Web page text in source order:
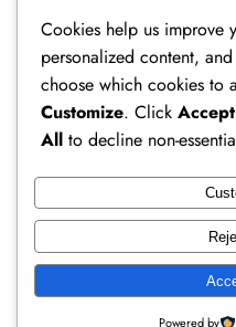
Ferry Doedens | Public
Profile
Instagram
Facebook
X
Cookies help us improve
personalized content,
choose which cookies to
Customize. Click
All to decline non-
Powered by